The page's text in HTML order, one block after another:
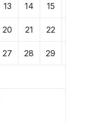
13 14 15
20 21 22
27 28 29